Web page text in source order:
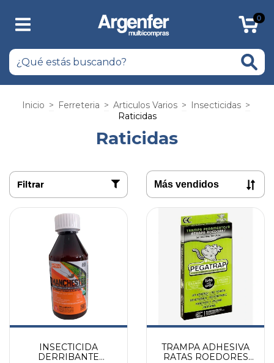
0
Inicio > Ferreteria > Articulos Varios > Insecticidas >
Raticidas
Raticidas
Filtrar
INSECTICIDA
DERRIBANTE
TRAMPA ADHESIVA
RATAS ROEDORES